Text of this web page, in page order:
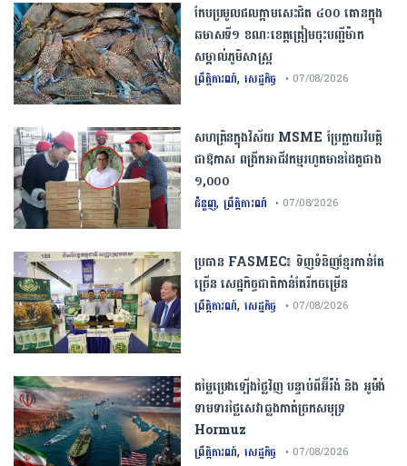
កែប​ប្រមូល​ផល​ក្តាម​សេះ​ជិត​ ​៤០០ ​តោន​ក្នុង​
ឆមាស​ទី​១​ ​ខណៈ​ខេត្ត​ត្រៀម​ចុះបញ្ជី​ម៉ាក​
សម្គាល់​ភូមិសាស្ត្រ​
ព្រឹត្តិការណ៍, សេដ្ឋកិច្ច • 07/08/2026
សហគ្រិនក្នុងវិស័យ MSME ប្រែក្លាយវិបត្តិ
ជាឱកាស ពង្រីកអាជីវកម្មរហូតមានដៃគូជាង
១,០០០
ជំនួញ,ព្រឹត្តិការណ៍ • 07/08/2026
ប្រធាន​​ ​FASMEC​៖​ ​ទិញ​ទំនិញ​ខ្មែរ​កាន់តែ​
ច្រើន​ ​សេដ្ឋកិច្ច​ជាតិ​កាន់តែ​រីកចម្រើន​
ព្រឹត្តិការណ៍, សេដ្ឋកិច្ច • 07/08/2026
តម្លៃប្រេងឡើងថ្លៃវិញ បន្ទាប់ពីអ៊ីរ៉ង់ និង អូម៉ង់
ទាមទារថ្លៃសេវាឆ្លងកាត់ច្រកសមុទ្រ
Hormuz
ព្រឹត្តិការណ៍, សេដ្ឋកិច្ច • 07/08/2026